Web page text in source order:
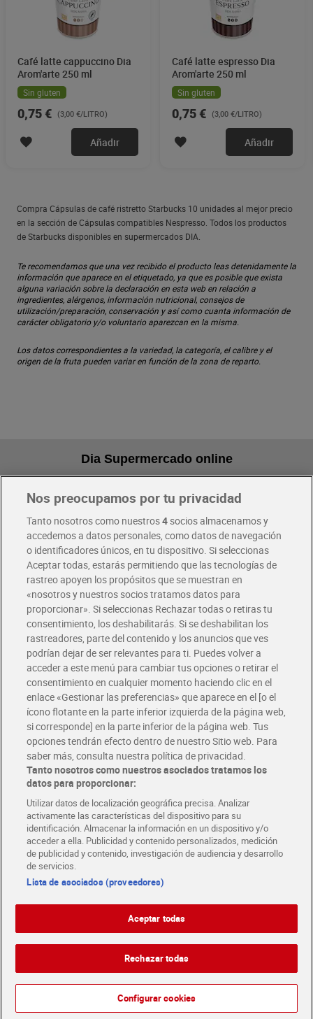
Café latte cappuccino Dia
Arom'arte 250 ml
Sin gluten
0,75 € (3,00 €/LITRO)
Añadir
Café latte espresso Dia
Arom'arte 250 ml
Sin gluten
0,75 € (3,00 €/LITRO)
Añadir
Compra Cápsulas de café ristretto Starbucks 10 unidades al mejor precio
en la sección de Cápsulas compatibles Nespresso. Todos los productos
de Starbucks disponibles en supermercados DIA.
Te recomendamos que una vez recibido el producto leas detenidamente la
información que aparece en el etiquetado, ya que es posible que exista
alguna variación sobre la declaración en esta web en relación a
ingredientes, alérgenos, información nutricional, consejos de
utilización/preparación, conservación y así como cuanta información de
carácter obligatorio y/o voluntario aparezcan en la misma.
Los datos correspondientes a la variedad, la categoría, el calibre y el
origen de la fruta pueden variar en función de la zona de reparto.
Dia Supermercado online
Pide hoy, recibe hoy
Envío gratis por compras superiores a 100€
Envío estandar por 4,99€
Glovo y Uber Eats
Solicita tu factura de Glovo o Uber Eats
Únete al CLUB Dia
Disfruta las ventajas y ofertas exclusivas.
Descárgate la APP Dia
Folletos y Tiendas
Descubre las mejores ofertas y busca tu tienda más cercana
Tarjeta MaX Dia
Te devuelve hasta 8€/mes de tus compras.
¡Solicita tu tarjeta de crédito aquí!
COMER MEJOR CADA DIA
COLABORA CON DIA ABRE TU TIENDA DIA CORPORATE
EnglishPolítica de privacidad Política de cookies
Condiciones de compra
Nos preocupamos por tu privacidad
Tanto nosotros como nuestros4socios almacenamos y
accedemos a datos personales, como datos de navegación
o identificadores únicos, en tu dispositivo. Si seleccionas
Aceptar todas, estarás permitiendo que las tecnologías de
rastreo apoyen los propósitos que se muestran en
«nosotros y nuestros socios tratamos datos para
proporcionar». Si seleccionas Rechazar todas o retiras tu
consentimiento, los deshabilitarás. Si se deshabilitan los
rastreadores, parte del contenido y los anuncios que ves
podrían dejar de ser relevantes para ti. Puedes volver a
acceder a este menú para cambiar tus opciones o retirar el
consentimiento en cualquier momento haciendo clic en el
enlace «Gestionar las preferencias» que aparece en el [o el
ícono flotante en la parte inferior izquierda de la página web,
si corresponde] en la parte inferior de la página web. Tus
opciones tendrán efecto dentro de nuestro Sitio web. Para
saber más, consulta nuestra política de privacidad.
Tanto nosotros como nuestros asociados tratamos los
datos para proporcionar:
Utilizar datos de localización geográfica precisa. Analizar
activamente las características del dispositivo para su
identificación. Almacenar la información en un dispositivo y/o
acceder a ella. Publicidad y contenido personalizados, medición
de publicidad y contenido, investigación de audiencia y desarrollo
de servicios.
Lista de asociados (proveedores)
Aceptar todas
Rechazar todas
Configurar cookies